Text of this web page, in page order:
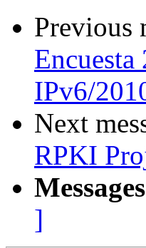
Previous
IPv6/
Next
RPKI
]